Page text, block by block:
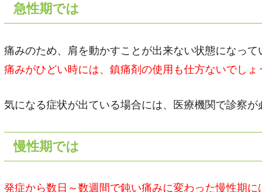
急性期では
痛みのため、肩を動かすことが出来ない状態になって
痛みがひどい時には、鎮痛剤の使用も仕方ないでしょ
気になる症状が出ている場合には、医療機関で診察が
慢性期では
発症から数日～数週間で鈍い痛みに変わった慢性期